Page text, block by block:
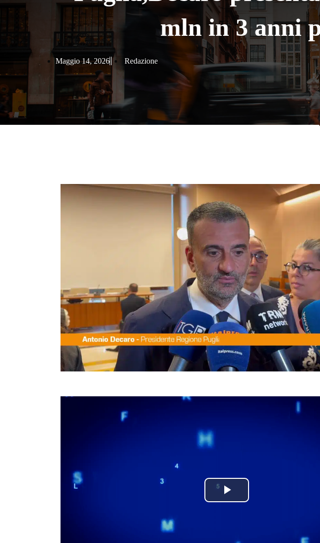
mln in 3 anni
Maggio 14, 2026 Redazione
Play